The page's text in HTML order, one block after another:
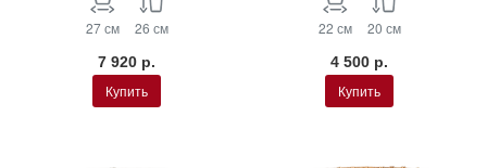
27 см 26 см
7 920 р.
Купить
22 см 20 см
4 500 р.
Купить